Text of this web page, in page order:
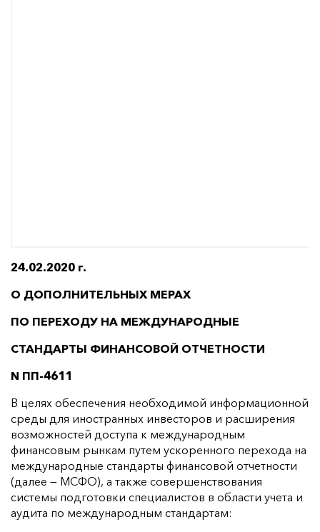
24.02.2020 г.
О ДОПОЛНИТЕЛЬНЫХ МЕРАХ
ПО ПЕРЕХОДУ НА МЕЖДУНАРОДНЫЕ
СТАНДАРТЫ ФИНАНСОВОЙ ОТЧЕТНОСТИ
N ПП-4611
В целях обеспечения необходимой информационной
среды для иностранных инвесторов и расширения
возможностей доступа к международным
финансовым рынкам путем ускоренного перехода на
международные стандарты финансовой отчетности
(далее — МСФО), а также совершенствования
системы подготовки специалистов в области учета и
аудита по международным стандартам: